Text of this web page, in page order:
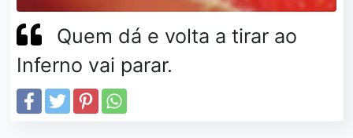
Quem dá e volta a tirar ao
Inferno vai parar.